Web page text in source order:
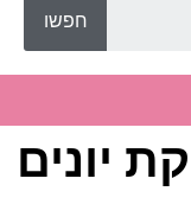
חפשו
יונים